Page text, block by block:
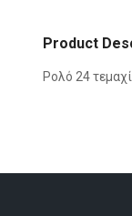
Product
Ρολό 24